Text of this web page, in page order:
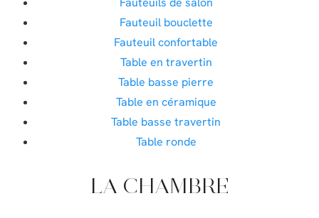
Fauteuil bouclette
Fauteuil confortable
Table en travertin
Table basse pierre
Table en céramique
Table basse travertin
Table ronde
LA CHAMBRE